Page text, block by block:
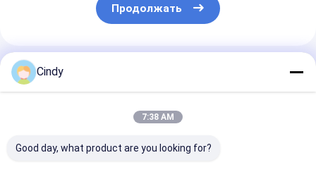
Продолжать
Порекомендованные Продукты
Cindy
7:38 AM
Good day, what product are you looking for?